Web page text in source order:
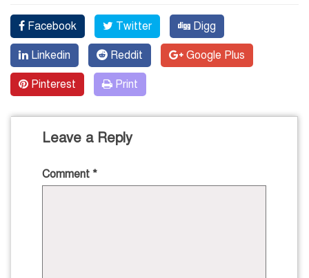
Facebook Twitter Digg
Linkedin Reddit Google Plus
Pinterest Print
Leave a Reply
Comment *